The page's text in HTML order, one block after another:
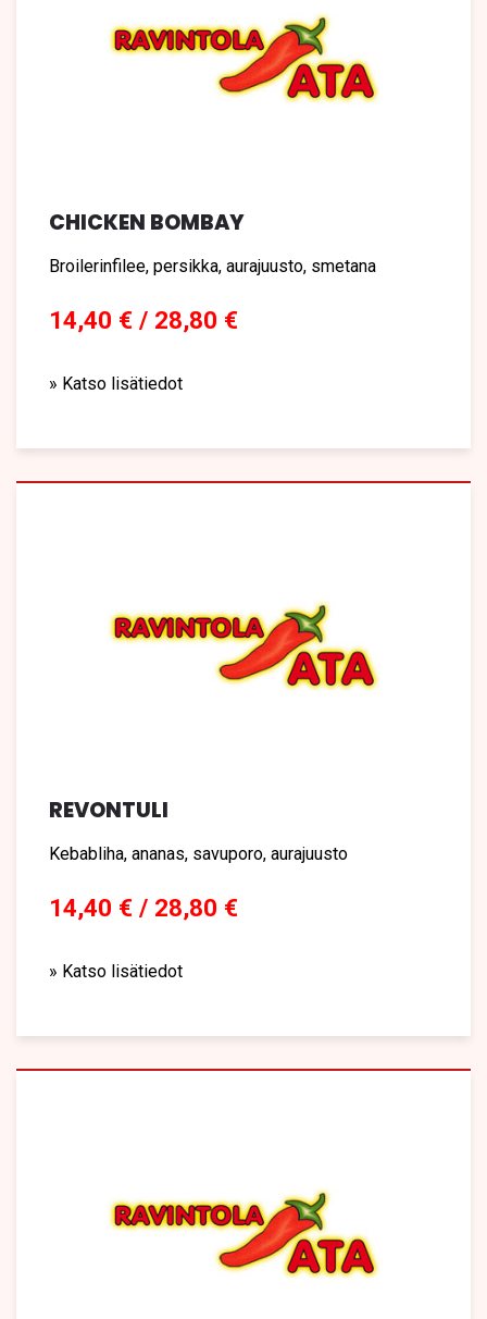
CHICKEN BOMBAY
Broilerinfilee, persikka, aurajuusto, smetana
14,40 € / 28,80 €
» Katso lisätiedot
REVONTULI
Kebabliha, ananas, savuporo, aurajuusto
14,40 € / 28,80 €
» Katso lisätiedot